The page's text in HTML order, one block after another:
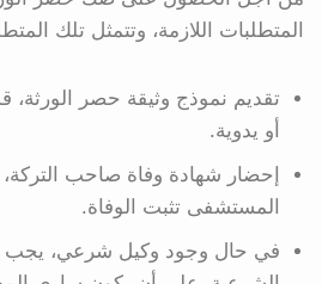
المتطلبات اللازمة، وتتمثل تلك
تقديم نموذج وثيقة حصر الورثة،
أو يدوية.
إحضار شهادة وفاة صاحب
المستشفى تثبت الوفاة.
في حال وجود وكيل شرعي، يجب